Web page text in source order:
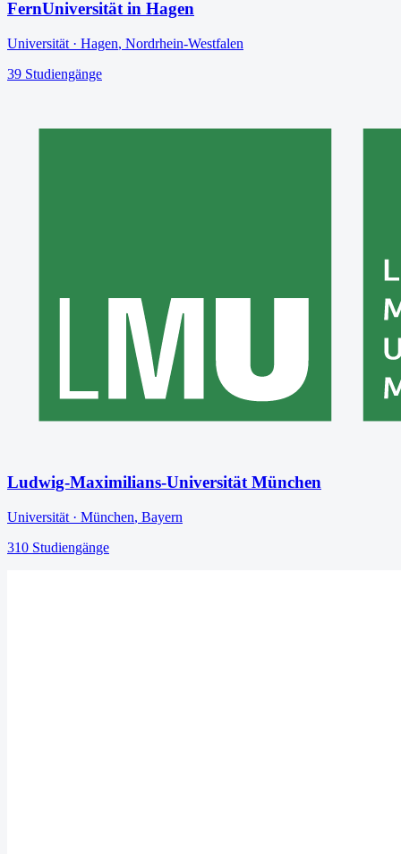
FernUniversität in Hagen
Universität · Hagen, Nordrhein-Westfalen
39 Studiengänge
Ludwig-Maximilians-Universität München
Universität · München, Bayern
310 Studiengänge